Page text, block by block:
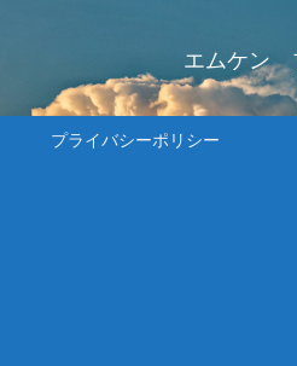
エムケン
プライバシーポリシー